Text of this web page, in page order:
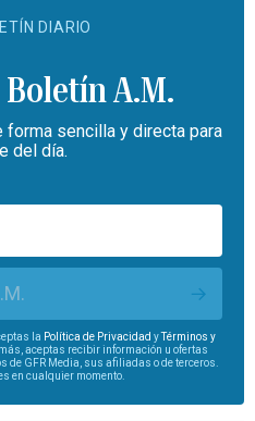
DIARIO
Boletín A.M.
sencilla y directa para
del día.
la Política de Privacidad yTérminos y
aceptas recibir información u ofertas
de GFR Media, sus afiliadas o de terceros.
en cualquier momento.